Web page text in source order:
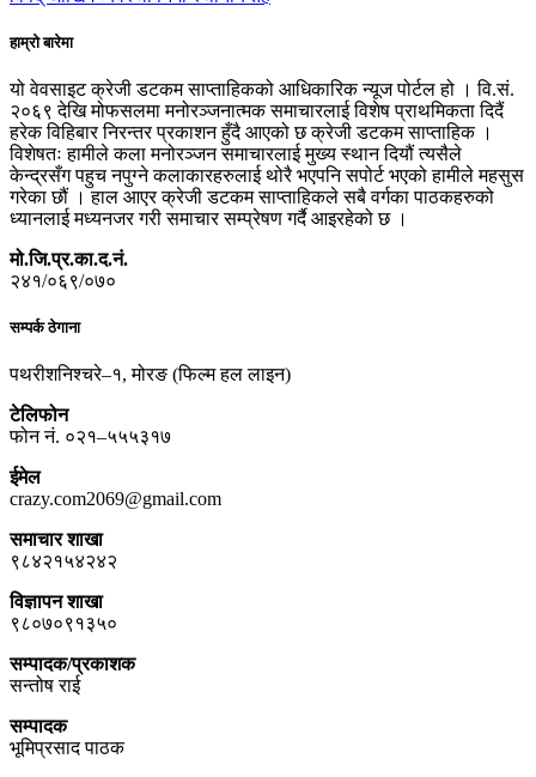
हाम्रो बारेमा
यो वेवसाइट क्रेजी डटकम साप्ताहिकको आधिकारिक न्यूज पोर्टल हो । वि.सं.
२०६९ देखि मोफसलमा मनोरञ्जनात्मक समाचारलाई विशेष प्राथमिकता दिदैं
हरेक विहिबार निरन्तर प्रकाशन हुँदै आएको छ क्रेजी डटकम साप्ताहिक ।
विशेषतः हामीले कला मनोरञ्जन समाचारलाई मुख्य स्थान दियौं त्यसैले
केन्द्रसँग पहुच नपुग्ने कलाकारहरुलाई थोरै भएपनि सपोर्ट भएको हामीले महसुस
गरेका छौं । हाल आएर क्रेजी डटकम साप्ताहिकले सबै वर्गका पाठकहरुको
ध्यानलाई मध्यनजर गरी समाचार सम्प्रेषण गर्दै आइरहेको छ ।
मो.जि.प्र.का.द.नं.
२४१/०६९/०७०
सम्पर्क ठेगाना
पथरीशनिश्चरे–१, मोरङ (फिल्म हल लाइन)
टेलिफोन
फोन नं. ०२१–५५५३१७
ईमेल
crazy.com2069@gmail.com
समाचार शाखा
९८४२१५४२४२
विज्ञापन शाखा
९८०७०९१३५०
सम्पादक/प्रकाशक
सन्तोष राई
सम्पादक
भूमिप्रसाद पाठक